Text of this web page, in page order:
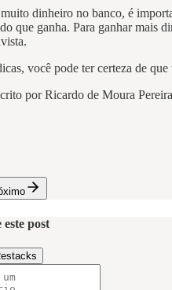
dinheiro no banco, é
que ganha. Para ganhar mais
você pode ter certeza de
por Ricardo de Moura
este post